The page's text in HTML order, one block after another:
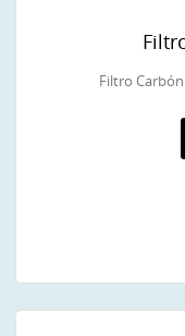
Filtro